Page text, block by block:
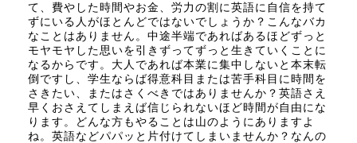
て、費やした時間やお金、労力の割に英語に自信を持て
ずにいる人がほとんどではないでしょうか？こんなバカ
なことはありません。中途半端であればあるほどずっと
モヤモヤした思いを引きずってずっと生きていくことに
なるからです。大人であれば本業に集中しないと本末転
倒ですし、学生ならば得意科目または苦手科目に時間を
さきたい、またはさくべきではありませんか？英語さえ
早くおさえてしまえば信じられないほど時間が自由にな
ります。どんな方もやることは山のようにありますよ
ね。英語などパパッと片付けてしまいませんか？なんの